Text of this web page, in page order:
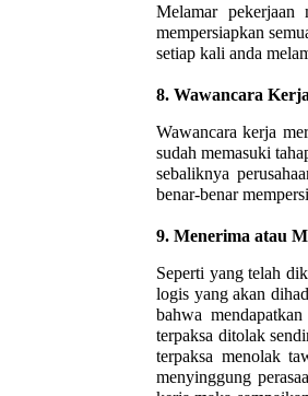
Melamar pekerjaan
mempersiapkan
setiap kali anda
8. Wawancara Kerja
Wawancara kerja
sudah memasuki
sebaliknya
benar-benar
9. Menerima atau
Seperti yang telah
logis yang akan
bahwa
terpaksa ditolak
terpaksa menolak
menyinggung